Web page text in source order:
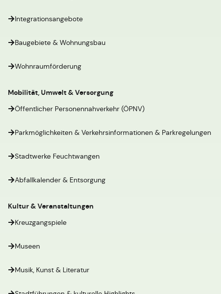
Integrationsangebote
Baugebiete & Wohnungsbau
Wohnraumförderung
Mobilität, Umwelt & Versorgung
Öffentlicher Personennahverkehr (ÖPNV)
Parkmöglichkeiten & Verkehrsinformationen & Parkregelungen
Stadtwerke Feuchtwangen
Abfallkalender & Entsorgung
Kultur & Veranstaltungen
Kreuzgangspiele
Museen
Musik, Kunst & Literatur